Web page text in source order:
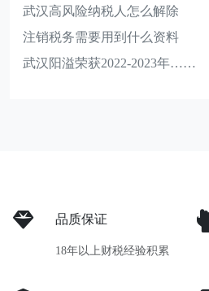
武汉高风险纳税人怎么解除
注销税务需要用到什么资料
武汉阳溢荣获2022-2023年……
品质保证
18年以上财税经验积累